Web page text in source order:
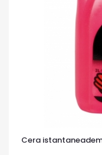
Cera